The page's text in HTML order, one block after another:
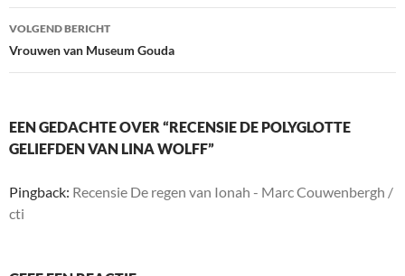
VOLGEND BERICHT
Vrouwen van Museum Gouda
EEN GEDACHTE OVER “RECENSIE DE POLYGLOTTE
GELIEFDEN VAN LINA WOLFF”
Pingback: Recensie De regen van Ionah - Marc Couwenbergh /
cti